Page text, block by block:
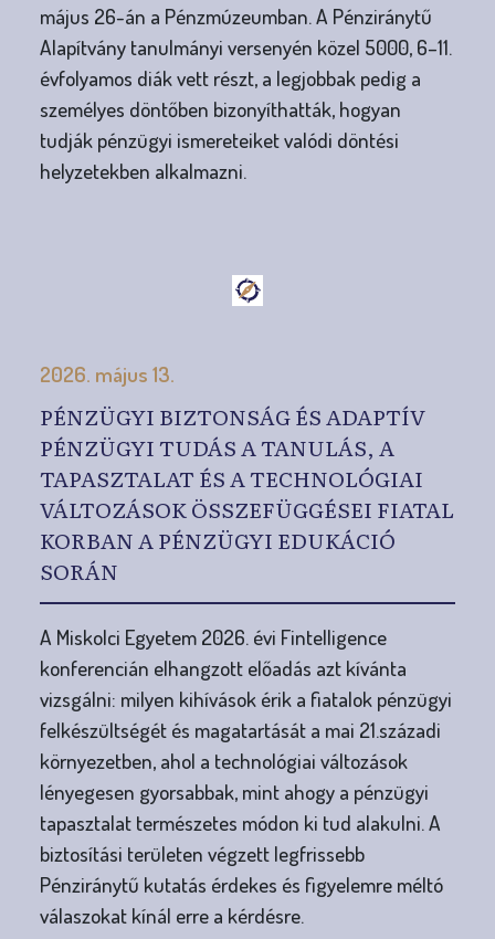
május 26-án a Pénzmúzeumban. A Pénziránytű
Alapítvány tanulmányi versenyén közel 5000, 6–11.
évfolyamos diák vett részt, a legjobbak pedig a
személyes döntőben bizonyíthatták, hogyan
tudják pénzügyi ismereteiket valódi döntési
helyzetekben alkalmazni.
2026. május 13.
PÉNZÜGYI BIZTONSÁG ÉS ADAPTÍV
PÉNZÜGYI TUDÁS A TANULÁS, A
TAPASZTALAT ÉS A TECHNOLÓGIAI
VÁLTOZÁSOK ÖSSZEFÜGGÉSEI FIATAL
KORBAN A PÉNZÜGYI EDUKÁCIÓ
SORÁN
A Miskolci Egyetem 2026. évi Fintelligence
konferencián elhangzott előadás azt kívánta
vizsgálni: milyen kihívások érik a fiatalok pénzügyi
felkészültségét és magatartását a mai 21.századi
környezetben, ahol a technológiai változások
lényegesen gyorsabbak, mint ahogy a pénzügyi
tapasztalat természetes módon ki tud alakulni. A
biztosítási területen végzett legfrissebb
Pénziránytű kutatás érdekes és figyelemre méltó
válaszokat kínál erre a kérdésre.